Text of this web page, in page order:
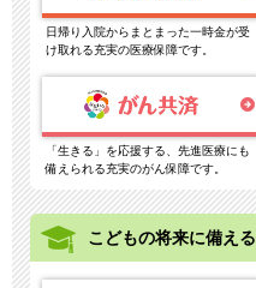
日帰り入院からまとまった一時金が受
け取れる充実の医療保障です。
「生きる」を応援する、先進医療にも
備えられる充実のがん保障です。
こどもの将来に備える